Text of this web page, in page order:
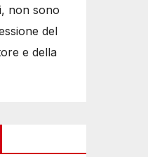
non sono
del
e della